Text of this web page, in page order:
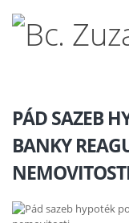
PÁD SAZEB
BANKY